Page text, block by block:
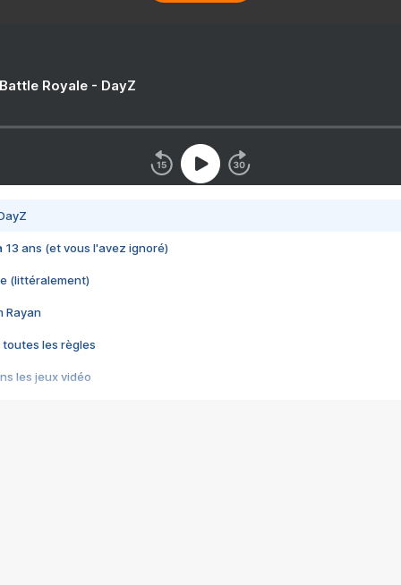
Royale - DayZ
13 ans (et vous l'avez ignoré)
(littéralement)
Rayan
toutes les règles
les jeux vidéo